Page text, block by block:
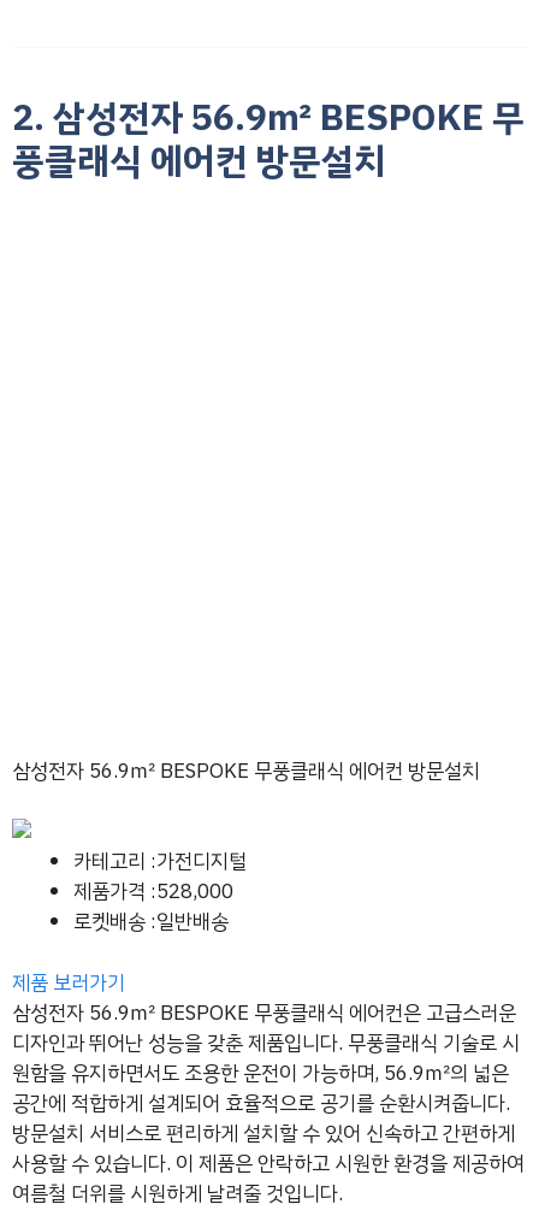
2. 삼성전자 56.9㎡ BESPOKE 무
풍클래식 에어컨 방문설치
삼성전자 56.9㎡ BESPOKE 무풍클래식 에어컨 방문설치
카테고리 :가전디지털
제품가격 :528,000
로켓배송 :일반배송
제품 보러가기
삼성전자 56.9㎡ BESPOKE 무풍클래식 에어컨은 고급스러운
디자인과 뛰어난 성능을 갖춘 제품입니다. 무풍클래식 기술로 시
원함을 유지하면서도 조용한 운전이 가능하며, 56.9㎡의 넓은
공간에 적합하게 설계되어 효율적으로 공기를 순환시켜줍니다.
방문설치 서비스로 편리하게 설치할 수 있어 신속하고 간편하게
사용할 수 있습니다. 이 제품은 안락하고 시원한 환경을 제공하여
여름철 더위를 시원하게 날려줄 것입니다.